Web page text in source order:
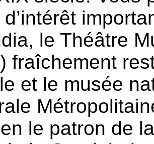
le Théâtre
fraîchement
et le musée
le patron de